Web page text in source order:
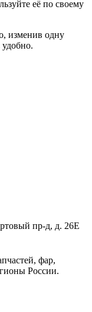
её по своему
изменив одну
пр-д, д. 26Е
фар,
России.